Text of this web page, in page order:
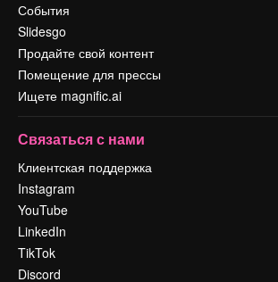
События
Slidesgo
Продайте свой контент
Помещение для прессы
Ищете magnific.ai
Связаться с нами
Клиентская поддержка
Instagram
YouTube
LinkedIn
TikTok
Discord